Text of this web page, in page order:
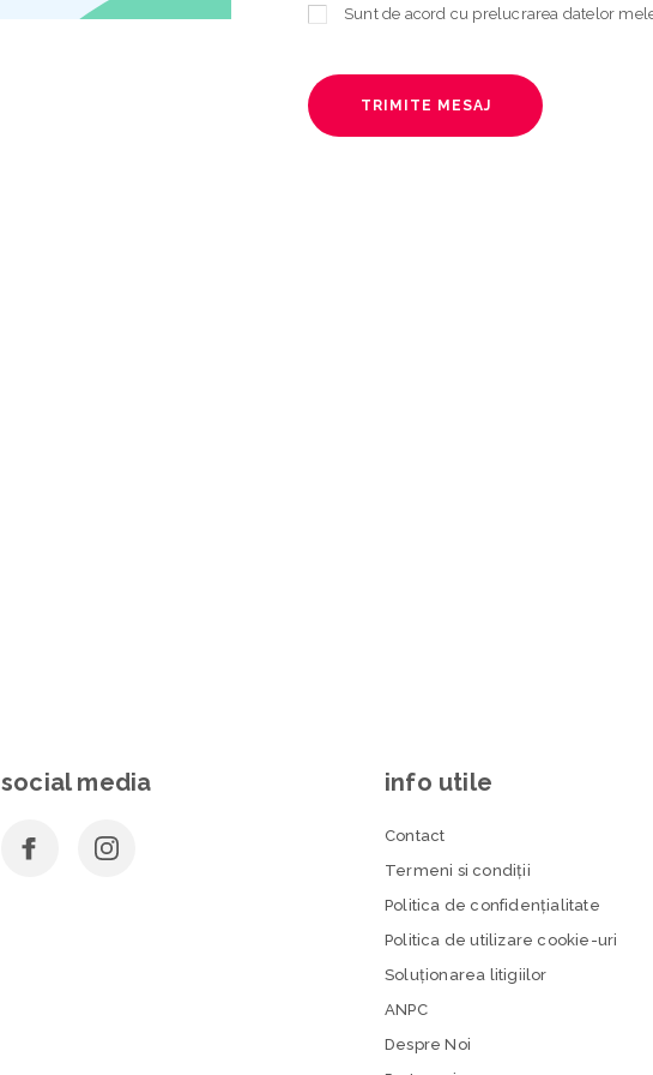
TRIMITE MESAJ
social media info utile
Contact
Termeni si condiţii
Politica de confidenţialitate
Politica de utilizare cookie-uri
Soluționarea litigiilor
ANPC
Despre Noi